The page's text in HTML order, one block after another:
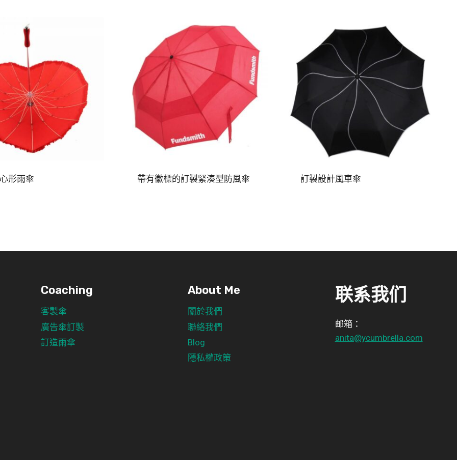
形雨傘 帶有徽標的訂製緊湊型防風傘 訂製設計風車傘
Coaching
客製傘
廣告傘訂製
訂造雨傘
About Me
關於我們
聯絡我們
Blog
隱私權政策
联系我们
邮箱：
anita@ycumbrella.com